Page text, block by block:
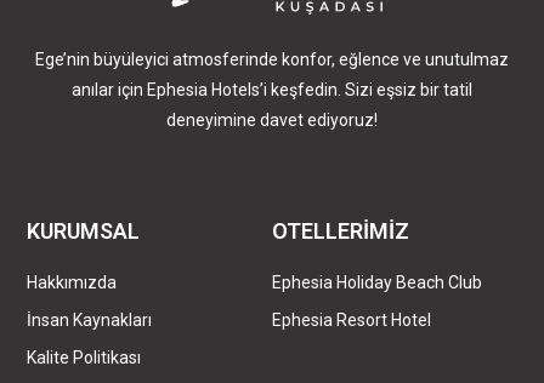
Ege’nin büyüleyici atmosferinde konfor, eğlence ve unutulmaz
anılar için Ephesia Hotels’i keşfedin. Sizi eşsiz bir tatil
deneyimine davet ediyoruz!
KURUMSAL
Hakkımızda
İnsan Kaynakları
Kalite Politikası
OTELLERİMİZ
Ephesia Holiday Beach Club
Ephesia Resort Hotel